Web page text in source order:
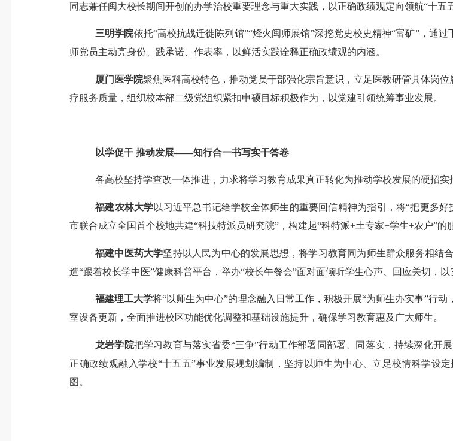
同志兼任闽大校长期间开创的办学治校重要理念与重大实践，以正确政绩观定向领航“十五
三明学院依托“高校抗战迁徙陈列馆”“烽火闽师展馆”深挖党史校史精神“富矿”，通过
师党员主动亮身份、践承诺、作表率，以鲜活实践诠释正确政绩观的内涵。
厦门医学院聚焦医科高校特色，推动党员干部强化宗旨意识， 立足医教研管具体岗位
疗服务质量 ，组织校本部二级党组织紧扣申硕目标积极作为 ， 以党建引领统筹事业发展。
以学促干 推动发展——知行合一书写实干答卷
各高校坚持学查改一体推进， 力求将学习教育成果真正转化为推动学校发展的硬招实
福建农林大学以习近平总书记给学校全体师生的重要回信精神为指引，将“把更多好
市联合成立全国首个校地共建“科技特派员研究院”，构建起“科特派+土专家+学生+农户”
福建中医药大学坚持以人民为中心的发展思想，将学习教育同为师生群众服务相结
造“跟着校长学中医”健康科普平台，举办“校长午餐会”面对面倾听学生心声、回应关切，以
福建理工大学将“以师生为中心”的理念融入日常工作，积极开展“为师生办实事”行动 ，
室设备更新，全面推进校区功能优化调整和基础设施提升，确保学习教育惠及 广大师生。
龙岩学院把学习教育与落实省委“三争”行动工作部署同部署、同落实，持续深化开
正确政绩观融入学校“十五五”事业发展规划编制，坚持以师生为中心、立足校情科学设
图。